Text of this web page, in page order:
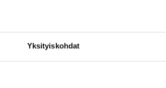
Yksityiskohdat